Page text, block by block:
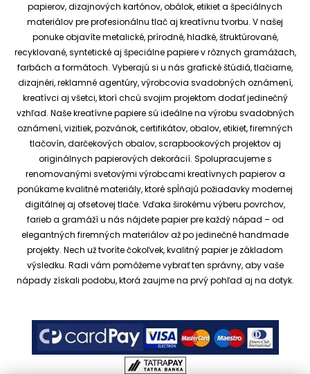
papierov, dizajnových kartónov, obálok, etikiet a špeciálnych
materiálov pre profesionálnu tlač aj kreatívnu tvorbu. V našej
ponuke objavíte metalické, prírodné, hladké, štruktúrované,
recyklované, syntetické aj špeciálne papiere v rôznych gramážach,
farbách a formátoch. Vyberajú si u nás grafické štúdiá, tlačiarne,
dizajnéri, reklamné agentúry, výrobcovia svadobných oznámení,
kreatívci aj všetci, ktorí chcú svojim projektom dodať jedinečný
vzhľad. Naše kreatívne papiere sú ideálne na výrobu svadobných
oznámení, vizitiek, pozvánok, certifikátov, obalov, etikiet, firemných
tlačovín, darčekových obalov, scrapbookových projektov aj
originálnych papierových dekorácií. Spolupracujeme s
renomovanými svetovými výrobcami kreatívnych papierov a
ponúkame kvalitné materiály, ktoré spĺňajú požiadavky modernej
digitálnej aj ofsetovej tlače. Vďaka širokému výberu povrchov,
farieb a gramáží u nás nájdete papier pre každý nápad – od
elegantných firemných materiálov až po jedinečné handmade
projekty. Nech už tvoríte čokoľvek, kvalitný papier je základom
výsledku. Radi vám pomôžeme vybrať ten správny, aby vaše
nápady získali podobu, ktorá zaujme na prvý pohľad aj na dotyk.